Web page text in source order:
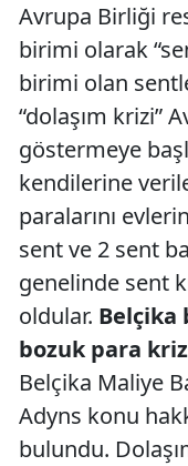
Avrupa Birliği
birimi olarak
birimi olan
“dolaşım krizi”
göstermeye
kendilerine
paralarını
sent ve 2 sent
genelinde sent
oldular. Belçika
bozuk para
Belçika Maliye
Adyns konu
bulundu.